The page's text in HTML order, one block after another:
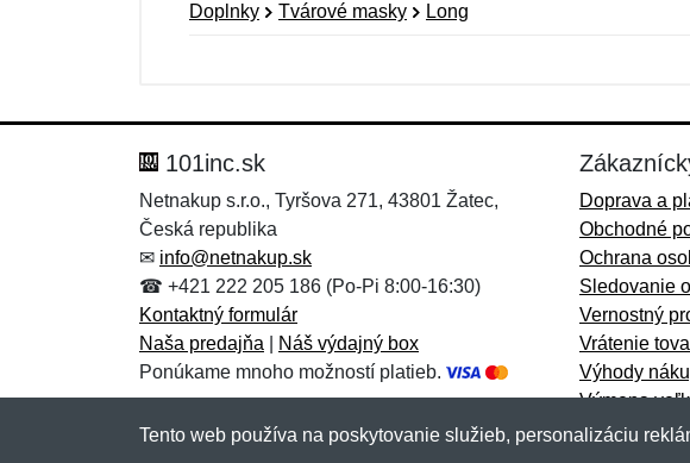
Doplnky Tvárové masky Long
Správa*
Správa*
101inc.sk
Netnakup s.r.o., Tyršova 271, 43801 Žatec,
Česká republika
✉ info@netnakup.sk
☎ +421 222 205 186 (Po-Pi 8:00-16:30)
Kontaktný formulár
Naša predajňa
Náš výdajný box
Ponúkame mnoho možností platieb.
Doprava a
Obchodné
Ochrana
Sledovanie
Vernostný
Vrátenie
Výhody
Výmena
Viac
Tento web používa na poskytovanie služieb, personalizáciu